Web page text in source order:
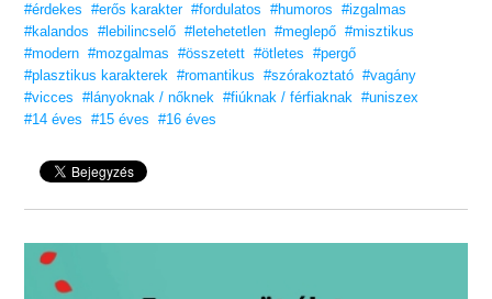
De a galaxis tényleges megmentése?
Naahhozmár csoda kell!
Vesd bele magad
az Aurora-ciklus
lehengerlő, végső kalandjaiba!
„Egy akciódús és kielégítő befejezés.”
Egyszerűen annyira jól ki van találva!”
#érdekes
#erős karakter #fordulatos #humoros
#izgalmas
#kalandos
#lebilincselő #letehetetlen #meglepő #misztikus
#modern #mozgalmas #összetett #ötletes
#pergő
#plasztikus karakterek #romantikus #szórakoztató #vagány
#vicces
#lányoknak / nőknek #fiúknak / férfiaknak #uniszex
#14 éves
#15 éves #16 éves